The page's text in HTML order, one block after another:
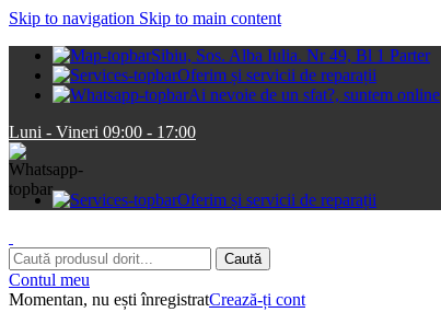
Skip to navigation Skip to main content
Sibiu, Sos. Alba Iulia. Nr 49, Bl 1 Parter
Oferim și servicii de reparații
Ai nevoie de un sfat?, suntem online
Luni - Vineri 09:00 - 17:00
Oferim și servicii de reparații
Caută
Contul meu
Momentan, nu ești înregistratCrează-ți cont